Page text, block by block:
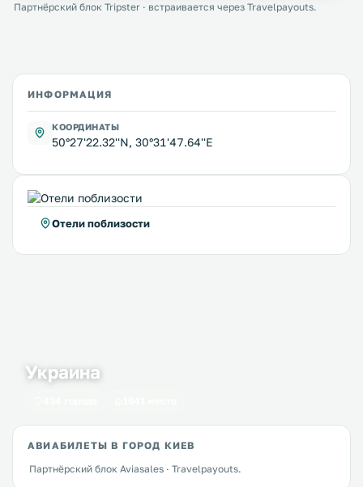
Партнёрский блок Tripster · встраивается через Travelpayouts.
ИНФОРМАЦИЯ
КООРДИНАТЫ
50°27'22.32''N, 30°31'47.64''E
Отели поблизости
Украина
АВИАБИЛЕТЫ В ГОРОД КИЕВ
Партнёрский блок Aviasales · Travelpayouts.